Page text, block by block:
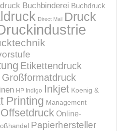
Buchbinderei Buchdruck
Direct Mail Druck
Etikettendruck
Großformatdruck
HP Indigo Inkjet Koenig &
Printing Management
Offsetdruck Online-
Papierhersteller